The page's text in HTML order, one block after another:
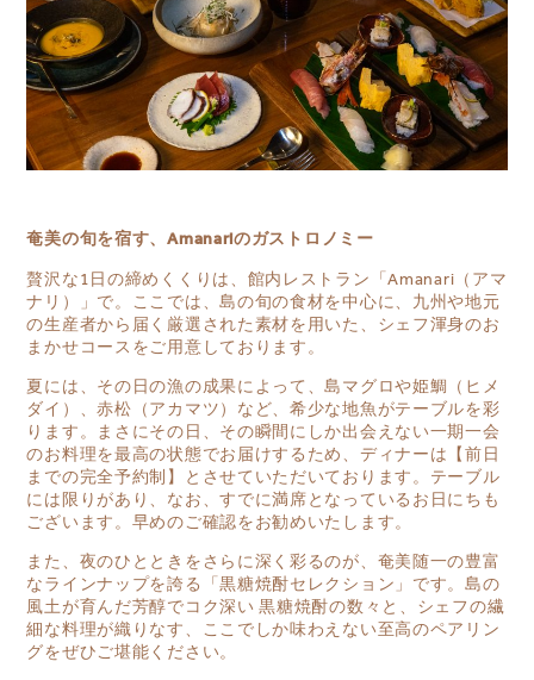
奄美の旬を宿す、Amanariのガストロノミー
贅沢な1日の締めくくりは、館内レストラン「Amanari（アマ
ナリ）」で。ここでは、島の旬の食材を中心に、九州や地元
の生産者から届く厳選された素材を用いた、シェフ渾身のお
まかせコースをご用意しております。
夏には、その日の漁の成果によって、島マグロや姫鯛（ヒメ
ダイ）、赤松（アカマツ）など、希少な地魚がテーブルを彩
ります。まさにその日、その瞬間にしか出会えない一期一会
のお料理を最高の状態でお届けするため、ディナーは【前日
までの完全予約制】とさせていただいております。テーブル
には限りがあり、なお、すでに満席となっているお日にちも
ございます。早めのご確認をお勧めいたします。
また、夜のひとときをさらに深く彩るのが、奄美随一の豊富
なラインナップを誇る「黒糖焼酎セレクション」です。島の
風土が育んだ芳醇でコク深い 黒糖焼酎の数々と、シェフの繊
細な料理が織りなす、ここでしか味わえない至高のペアリン
グをぜひご堪能ください。